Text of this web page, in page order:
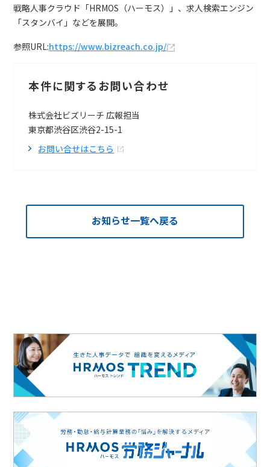
戦略人事クラウド「HRMOS（ハーモス）」、求人検索エンジン
「スタンバイ」などを展開。
参照URL:https://www.bizreach.co.jp/
本件に関するお問い合わせ
株式会社ビズリーチ 広報担当
東京都渋谷区渋谷2-15-1
お問い合せはこちら
お知らせ一覧へ戻る